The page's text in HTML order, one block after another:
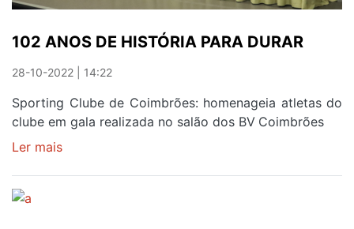
102 ANOS DE HISTÓRIA PARA DURAR
28-10-2022 | 14:22
Sporting Clube de Coimbrões: homenageia atletas do
clube em gala realizada no salão dos BV Coimbrões
Ler mais